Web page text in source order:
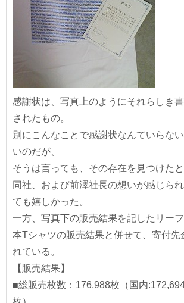
感謝状は、写真上のようにそれらしき
されたもの。
別にこんなことで感謝状なんていらな
いのだが、
そうは言っても、その存在を見つけたと
同社、および前澤社長の想いが感じら
ても嬉しかった。
一方、写真下の販売結果を記したリーフ
本Tシャツの販売結果と併せて、寄付先
れている。
【販売結果】
■総販売枚数：176,988枚（国内